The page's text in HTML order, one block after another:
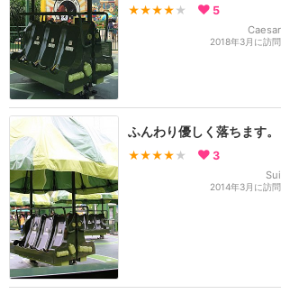
★★★★ ★ 5
Caesar
2018年3月に訪問
ふんわり優しく落ちます。
★★★★ ★ 3
Sui
2014年3月に訪問